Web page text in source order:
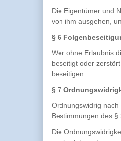
Die Eigentümer und
von ihm ausgehen,
§ 6
Wer ohne Erlaubnis
beseitigt oder
beseitigen.
§ 7
Ordnungswidrig nach
Bestimmungen des §
Die